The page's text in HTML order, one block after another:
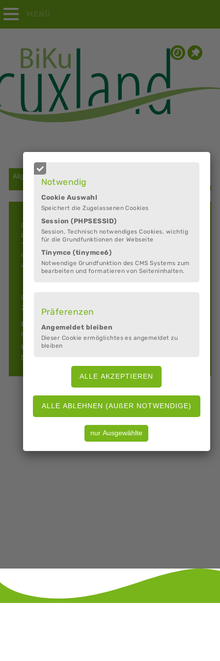
Notwendig
Cookie Auswahl
Speichert die Zugelassenen Cookies
Session (PHPSESSID)
Session, Technisch notwendiges Cookies, wichtig
für die Grundfunktionen der Webseite
Tinymce (tinymce6)
Notwendige Grundfunktion des CMS Systems zum
bearbeiten und formatieren von Seiteninhalten.
Präferenzen
Angemeldet bleiben
Dieser Cookie ermöglichtes es angemeldet zu
bleiben
MENÜ
Die Bezeichnung "Musica Nova" stammt aus dem
Lateinischen und bedeutet übersetzt "Die neue Musik".
"Musica Nova - Verein für sinfonische Blasmusik e.V." ist
ein Förderverein für sinfonische Blasmusik in Wehdel, er
wurde am 18.6.2005 gegründet.
Rohrstraße 36a
27619 Schiffdorf (Wehdel)
E-Mail:
boris.oltmanns@musicanova-wehdel.de
Web:
http://www.musicanova-wehdel.de/